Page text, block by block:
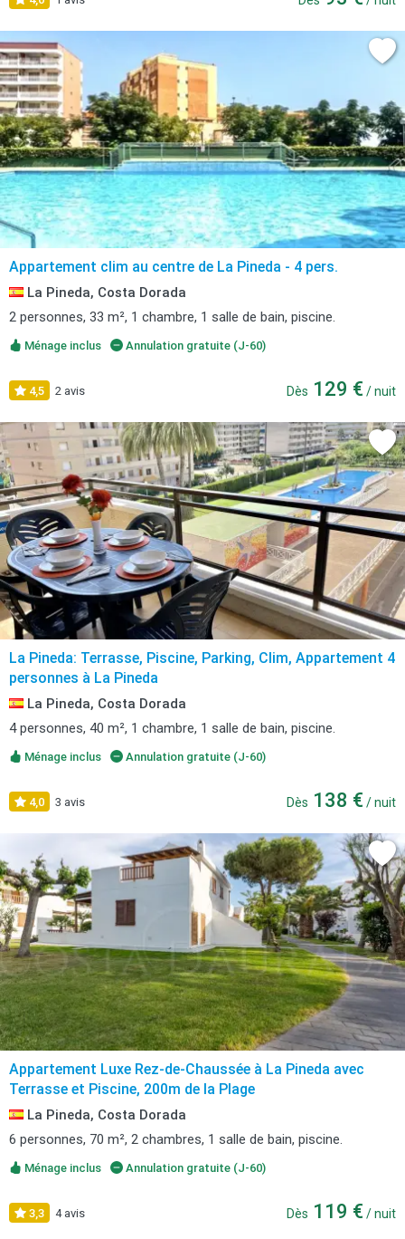
Appartement clim au centre de La Pineda - 4 pers.
La Pineda, Costa Dorada
2 personnes, 33 m², 1 chambre, 1 salle de bain, piscine.
Ménage inclus Annulation gratuite (J-60)
4,5 2 avis Dès 129 € / nuit
La Pineda: Terrasse, Piscine, Parking, Clim, Appartement 4
personnes à La Pineda
La Pineda, Costa Dorada
4 personnes, 40 m², 1 chambre, 1 salle de bain, piscine.
Ménage inclus Annulation gratuite (J-60)
4,0 3 avis Dès 138 € / nuit
Appartement Luxe Rez-de-Chaussée à La Pineda avec
Terrasse et Piscine, 200m de la Plage
La Pineda, Costa Dorada
6 personnes, 70 m², 2 chambres, 1 salle de bain, piscine.
Ménage inclus Annulation gratuite (J-60)
3,3 4 avis Dès 119 € / nuit